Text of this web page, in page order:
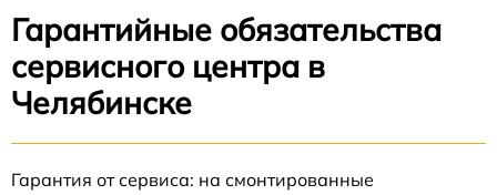
Гарантийные обязательства
сервисного центра в
Челябинске
Гарантия от сервиса: на смонтированные